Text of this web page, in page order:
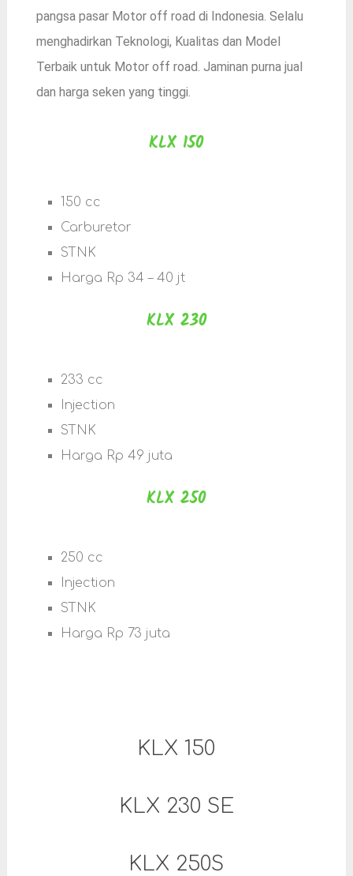
pangsa pasar Motor off road di Indonesia. Selalu
menghadirkan Teknologi, Kualitas dan Model
Terbaik untuk Motor off road. Jaminan purna jual
dan harga seken yang tinggi.
KLX 150
150 cc
Carburetor
STNK
Harga Rp 34 – 40 jt
KLX 230
233 cc
Injection
STNK
Harga Rp 49 juta
KLX 250
250 cc
Injection
STNK
Harga Rp 73 juta
KLX 150
KLX 230 SE
KLX 250S